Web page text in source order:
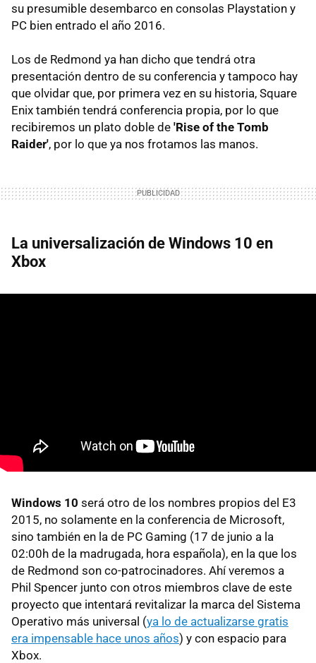
su presumible desembarco en consolas Playstation y
PC bien entrado el año 2016.
Los de Redmond ya han dicho que tendrá otra
presentación dentro de su conferencia y tampoco hay
que olvidar que, por primera vez en su historia, Square
Enix también tendrá conferencia propia, por lo que
recibiremos un plato doble de 'Rise of the Tomb
Raider', por lo que ya nos frotamos las manos.
La universalización de Windows 10 en
Xbox
Windows 10 será otro de los nombres propios del E3
2015, no solamente en la conferencia de Microsoft,
sino también en la de PC Gaming (17 de junio a la
02:00h de la madrugada, hora española), en la que los
de Redmond son co-patrocinadores. Ahí veremos a
Phil Spencer junto con otros miembros clave de este
proyecto que intentará revitalizar la marca del Sistema
Operativo más universal (ya lo de actualizarse gratis
era impensable hace unos años) y con espacio para
Xbox.